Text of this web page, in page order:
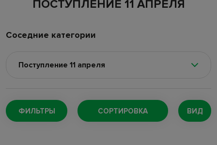
ПОСТУПЛЕНИЕ 11 АПРЕЛЯ
Соседние категории
Поступление 11 апреля
Поступление 4 августа
Поступление 29 июля(147)
ФИЛЬТРЫ СОРТИРОВКА ВИД